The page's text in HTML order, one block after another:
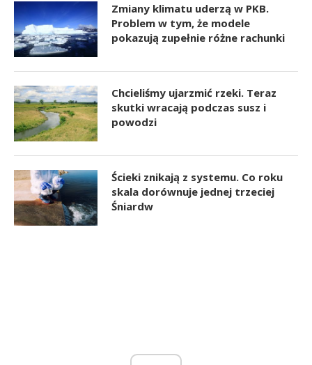
Zmiany klimatu uderzą w PKB.
Problem w tym, że modele
pokazują zupełnie różne rachunki
Chcieliśmy ujarzmić rzeki. Teraz
skutki wracają podczas susz i
powodzi
Ścieki znikają z systemu. Co roku
skala dorównuje jednej trzeciej
Śniardw